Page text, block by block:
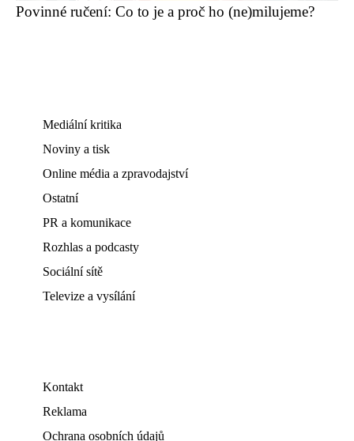
Povinné ručení: Co to je a proč ho (ne)milujeme?
Mediální kritika
Noviny a tisk
Online média a zpravodajství
Ostatní
PR a komunikace
Rozhlas a podcasty
Sociální sítě
Televize a vysílání
Kontakt
Reklama
Ochrana osobních údajů